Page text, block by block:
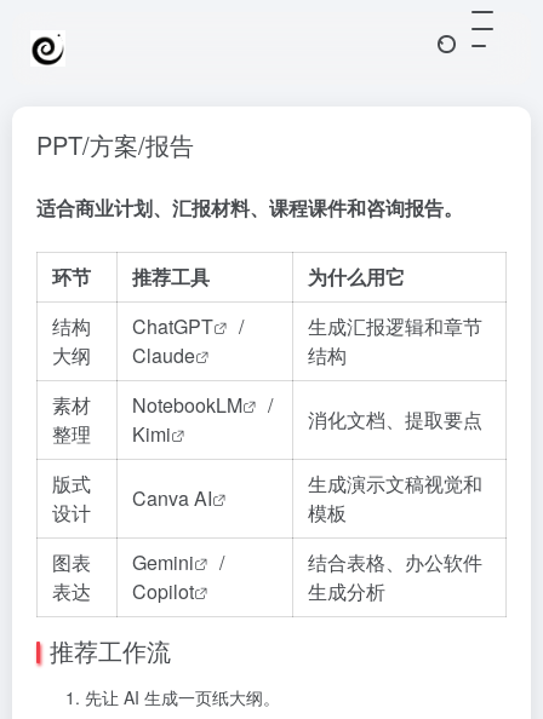
PPT/方案/报告
适合商业计划、汇报材料、课程课件和咨询报告。
环节 推荐工具
为什么用它
结构
大纲
ChatGPT
/
Claude
生成汇报逻辑和章节
结构
素材
整理
NotebookLM
/
Kimi
消化文档、提取要点
版式
设计
Canva AI
生成演示文稿视觉和
模板
图表
表达
Gemini
/
Copilot
结合表格、办公软件
生成分析
推荐工作流
先让 AI 生成一页纸大纲。